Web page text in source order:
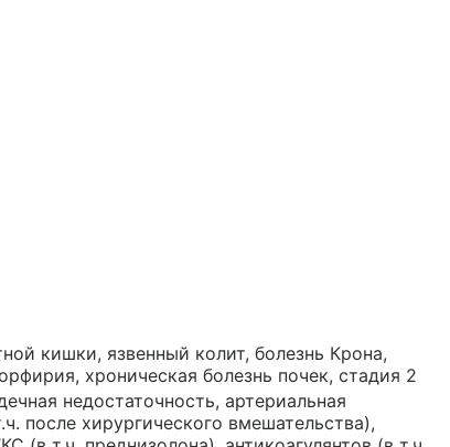
кишки, язвенный колит, болезнь Крона,
хроническая болезнь почек, стадия 2
недостаточность, артериальная
после хирургического вмешательства),